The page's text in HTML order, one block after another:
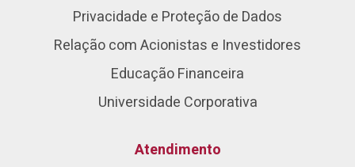
Privacidade e Proteção de Dados
Relação com Acionistas e Investidores
Educação Financeira
Universidade Corporativa
Atendimento